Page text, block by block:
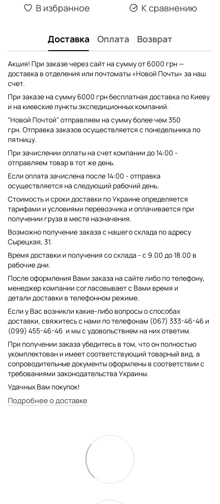
В избранное К сравнению
Доставка Оплата Возврат
Акция! При заказе через сайт на сумму от 6000 грн —
доставка в отделения или почтоматы «Новой Почты» за наш
счет.
При заказе на сумму 6000 грн бесплатная доставка по Киеву
и на киевские пункты экспедиционных компаний.
"Новой Почтой" отправляем на сумму более чем 350
грн. Отправка заказов осуществляется с понедельника по
пятницу.
При зачислении оплаты на счет компании до 14:00 -
отправляем товар в тот же день.
Если оплата зачислена после 14:00 - отправка
осуществляется на следующий рабочий день.
Стоимость и сроки доставки по Украине определяется
тарифами и условиями перевозчика и оплачивается при
получении груза в месте назначения.
Возможно получение заказа с нашего склада по адресу
Сырецкая, 31.
Время доставки и получения со склада - с 9.00 до 18.00 в
рабочие дни.
После оформления Вами заказа на сайте либо по телефону,
менеджер компании согласовывает с Вами время и
детали доставки в телефонном режиме.
Если у Вас возникли какие-либо вопросы о способах
доставки, свяжитесь с нами по телефонам (067) 333-46-46 и
(099) 455-46-46 и мы с удовольствием на них ответим.
При получении заказа убедитесь в том, что он полностью
укомплектован и имеет соответствующий товарный вид, а
сопроводительные документы оформлены в соответствии с
требованиями законодательства Украины.
Удачных Вам покупок!
Подробнее о доставке